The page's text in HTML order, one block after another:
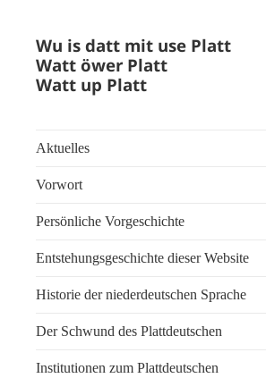
Wu is datt mit use Platt
Watt öwer Platt
Watt up Platt
Aktuelles
Vorwort
Persönliche Vorgeschichte
Entstehungsgeschichte dieser Website
Historie der niederdeutschen Sprache
Der Schwund des Plattdeutschen
Institutionen zum Plattdeutschen